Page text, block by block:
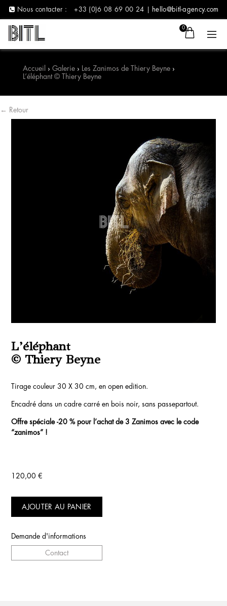
Nous contacter : +33 (0)6 08 69 00 24 | hello@bitl-agency.com
0
Accueil › Galerie› Les Zanimos de Thiery Beyne›
L’éléphant © Thiery Beyne
← Retour
L’éléphant
© Thiery Beyne
Tirage couleur 30 X 30 cm, en open edition.
Encadré dans un cadre carré en bois noir, sans passepartout.
Offre spéciale -20 % pour l’achat de 3 Zanimos avec le code
“zanimos” !
120,00€
AJOUTER AU PANIER
Demande d'informations
Contact